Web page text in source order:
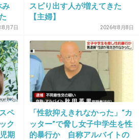
なにのめりこめませんでした。で
らだんだんハマっていきました
+5 -0
み
8月7日
スピり出す人が増えてきた
【主婦】
2026年8月8日
ペ
ク
期
「性欲抑えきれなかった」“カ
ッター”で脅し女子中学生を性
的暴行か 自称アルバイトの